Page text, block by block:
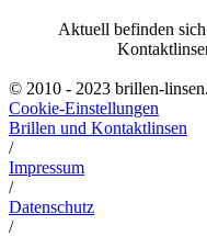
Aktuell befinden
© 2010 - 2023 brillen-
Cookie-Einstellungen
Brillen und Kontaktlinsen
/
Impressum
/
Datenschutz
/